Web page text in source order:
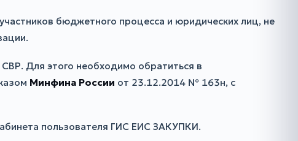
бюджетного процесса и юридических лиц, не
Для этого необходимо обратиться в
Минфина России от 23.12.2014 № 163н, с
пользователя ГИС ЕИС ЗАКУПКИ.